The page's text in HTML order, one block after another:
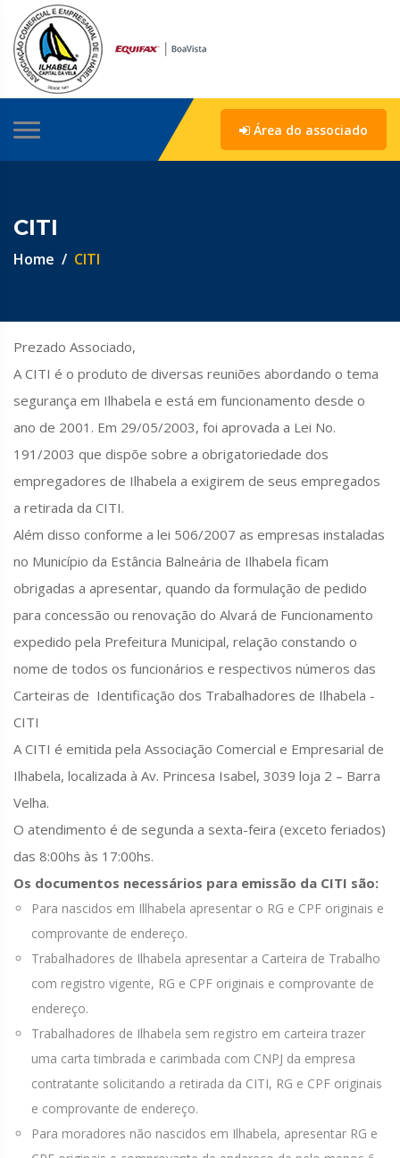
Área do associado
CITI
Home CITI
Prezado Associado,
A CITI é o produto de diversas reuniões abordando o tema
segurança em Ilhabela e está em funcionamento desde o
ano de 2001. Em 29/05/2003, foi aprovada a Lei No.
191/2003 que dispõe sobre a obrigatoriedade dos
empregadores de Ilhabela a exigirem de seus empregados
a retirada da CITI.
Além disso conforme a lei 506/2007 as empresas instaladas
no Município da Estância Balneária de Ilhabela ficam
obrigadas a apresentar, quando da formulação de pedido
para concessão ou renovação do Alvará de Funcionamento
expedido pela Prefeitura Municipal, relação constando o
nome de todos os funcionários e respectivos números das
Carteiras de Identificação dos Trabalhadores de Ilhabela -
CITI
A CITI é emitida pela Associação Comercial e Empresarial de
Ilhabela, localizada à Av. Princesa Isabel, 3039 loja 2 – Barra
Velha.
O atendimento é de segunda a sexta-feira (exceto feriados)
das 8:00hs às 17:00hs.
Os documentos necessários para emissão da CITI são:
Para nascidos em Illhabela apresentar o RG e CPF originais e
comprovante de endereço.
Trabalhadores de Ilhabela apresentar a Carteira de Trabalho
com registro vigente, RG e CPF originais e comprovante de
endereço.
Trabalhadores de Ilhabela sem registro em carteira trazer
uma carta timbrada e carimbada com CNPJ da empresa
contratante solicitando a retirada da CITI, RG e CPF originais
e comprovante de endereço.
Para moradores não nascidos em Ilhabela, apresentar RG e